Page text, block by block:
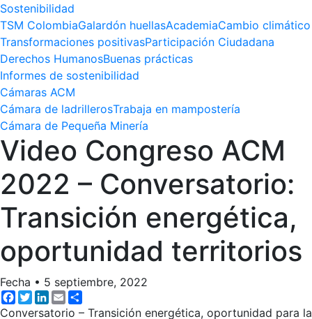
Sostenibilidad
TSM ColombiaGalardón huellasAcademiaCambio climático
Transformaciones positivasParticipación Ciudadana
Derechos HumanosBuenas prácticas
Informes de sostenibilidad
Cámaras ACM
Cámara de ladrillerosTrabaja en mampostería
Cámara de Pequeña Minería
Video Congreso ACM
2022 – Conversatorio:
Transición energética,
oportunidad territorios
Fecha • 5 septiembre, 2022
Facebook
TwitterLinkedIn
Email
Conversatorio – Transición energética, oportunidad para la